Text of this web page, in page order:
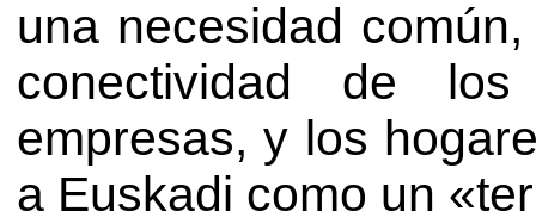
una necesidad
conectividad de
empresas, y los
a Euskadi como un